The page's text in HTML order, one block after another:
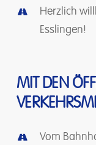
Herzlich
Esslingen!
MIT DEN
Vom